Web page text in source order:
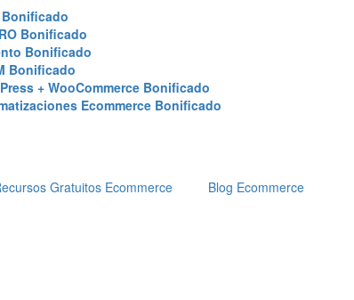
Bonificado
Bonificado
Bonificado
+ WooCommerce Bonificado
Ecommerce Bonificado
Gratuitos Ecommerce Blog Ecommerce